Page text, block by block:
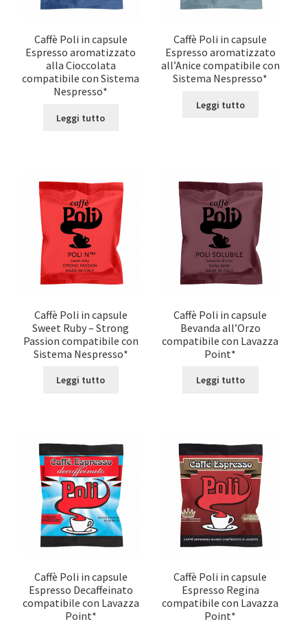
Caffè Poli in capsule
Espresso aromatizzato
alla Cioccolata
compatibile con Sistema
Nespresso*
Leggi tutto
Caffè Poli in capsule
Espresso aromatizzato
all’Anice compatibile con
Sistema Nespresso*
Leggi tutto
Caffè Poli in capsule
Sweet Ruby – Strong
Passion compatibile con
Sistema Nespresso*
Leggi tutto
Caffè Poli in capsule
Bevanda all’Orzo
compatibile con Lavazza
Point*
Leggi tutto
Caffè Poli in capsule
Espresso Decaffeinato
compatibile con Lavazza
Point*
Caffè Poli in capsule
Espresso Regina
compatibile con Lavazza
Point*